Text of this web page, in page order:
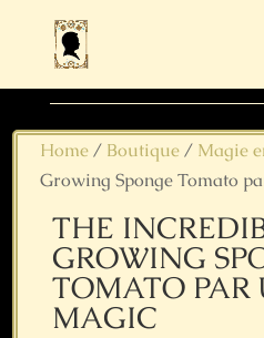
Home/ Boutique/ Magie
Growing Sponge Tomato
THE
GROWING
TOMATO PAR
MAGIC